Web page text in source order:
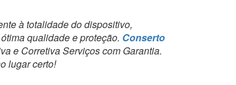
à totalidade do dispositivo,
qualidade e proteção. Conserto
e Corretiva Serviços com Garantia.
lugar certo!